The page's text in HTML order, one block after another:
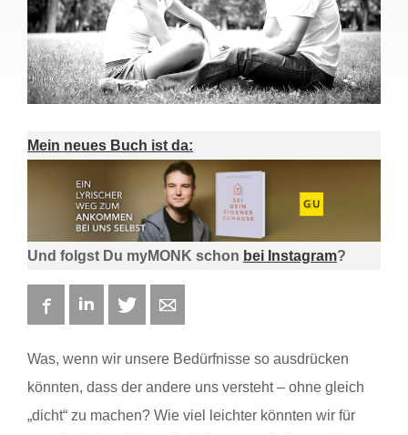
Mein neues Buch ist da:
Und folgst Du myMONK schon bei Instagram?
FacebookLinkedIn Twitter
Was, wenn wir unsere Bedürfnisse so ausdrücken
könnten, dass der andere uns versteht – ohne gleich
„dicht“ zu machen? Wie viel leichter könnten wir für